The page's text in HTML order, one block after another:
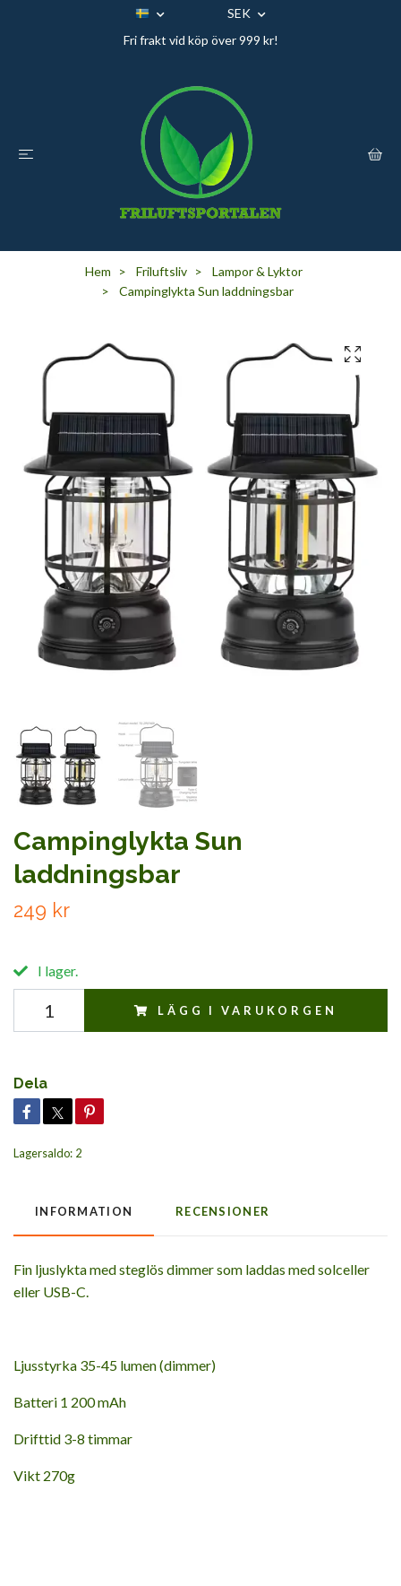
SEK
Fri frakt vid köp över 999 kr!
Hem Friluftsliv
Lampor & Lyktor
Campinglykta Sun laddningsbar
Campinglykta Sun
laddningsbar
249 kr
I lager.
LÄGG I VARUKORGEN
Dela
Lagersaldo: 2
INFORMATION RECENSIONER
Fin ljuslykta med steglös dimmer som laddas med solceller
eller USB-C.
Ljusstyrka 35-45 lumen (dimmer)
Batteri 1 200 mAh
Drifttid 3-8 timmar
Vikt 270g